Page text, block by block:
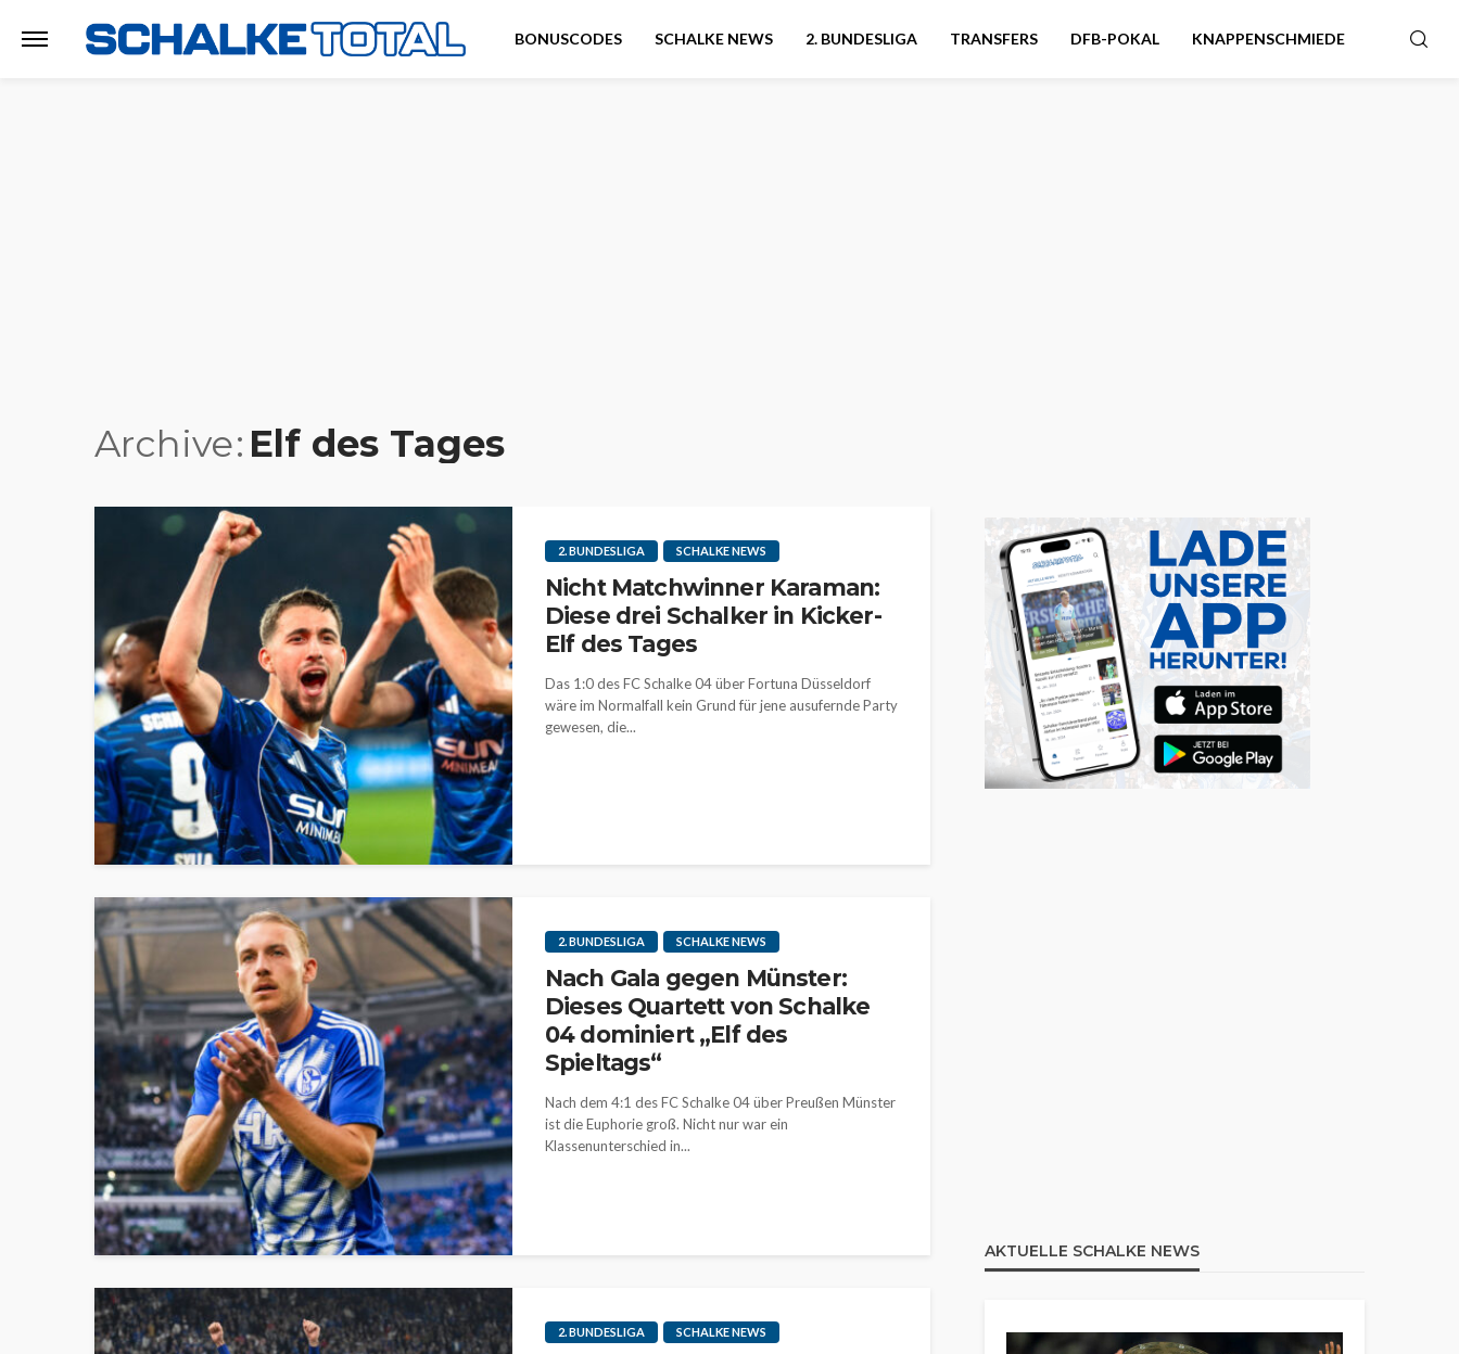
BONUSCODES SCHALKE NEWS 2. BUNDESLIGA TRANSFERS DFB-POKAL KNAPPENSCHMIEDE
Archive Elf des Tages
2. BUNDESLIGA SCHALKE NEWS
Nicht Matchwinner Karaman:
Diese drei Schalker in Kicker-
Elf des Tages
Das 1:0 des FC Schalke 04 über Fortuna Düsseldorf
wäre im Normalfall kein Grund für jene ausufernde Party
gewesen, die...
2. BUNDESLIGA SCHALKE NEWS
Nach Gala gegen Münster:
Dieses Quartett von Schalke
04 dominiert „Elf des
Spieltags“
Nach dem 4:1 des FC Schalke 04 über Preußen Münster
ist die Euphorie groß. Nicht nur war ein
Klassenunterschied in...
2. BUNDESLIGA SCHALKE NEWS
AKTUELLE SCHALKE NEWS